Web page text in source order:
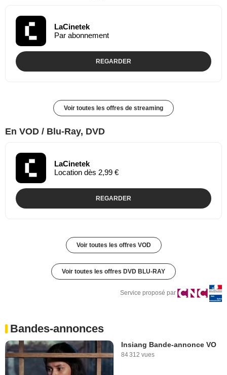
LaCinetek
Par abonnement
REGARDER
Voir toutes les offres de streaming
En VOD / Blu-Ray, DVD
LaCinetek
Location dès 2,99 €
REGARDER
Voir toutes les offres VOD
Voir toutes les offres DVD BLU-RAY
Service proposé par
Bandes-annonces
Insiang Bande-annonce VO
84 312 vues